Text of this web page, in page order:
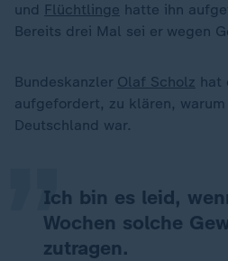
und Flüchtlinge hatte ihn
Bereits drei Mal sei er wegen
Bundeskanzler Olaf Scholz hat
aufgefordert, zu klären, warum
Deutschland war.
Ich bin es leid,
Wochen solche
zutragen.
„